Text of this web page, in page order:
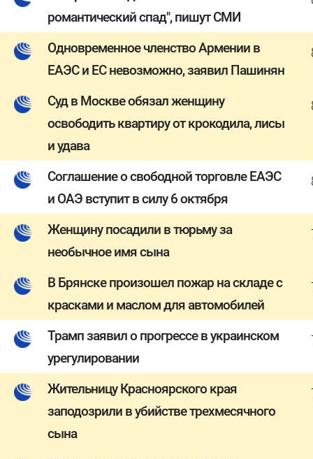
романтический спад", пишут СМИ
Одновременное членство Армении в
ЕАЭС и ЕС невозможно, заявил Пашинян
Суд в Москве обязал женщину
освободить квартиру от крокодила, лисы
и удава
Соглашение о свободной торговле ЕАЭС
и ОАЭ вступит в силу 6 октября
Женщину посадили в тюрьму за
необычное имя сына
В Брянске произошел пожар на складе с
красками и маслом для автомобилей
Трамп заявил о прогрессе в украинском
урегулировании
Жительницу Красноярского края
заподозрили в убийстве трехмесячного
сына